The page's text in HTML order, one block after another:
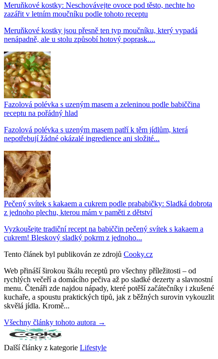
Meruňkové kostky: Neschovávejte ovoce pod těsto, nechte ho
zazářit v letním moučníku podle tohoto receptu
Meruňkové kostky jsou přesně ten typ moučníku, který vypadá
nenápadně, ale u stolu způsobí hotový poprask....
Fazolová polévka s uzeným masem a zeleninou podle babiččina
receptu na pořádný hlad
Fazolová polévka s uzeným masem patří k těm jídlům, která
nepotřebují žádné okázalé ingredience ani složité...
Pečený svítek s kakaem a cukrem podle prababičky: Sladká dobrota
z jednoho plechu, kterou mám v paměti z dětství
Vyzkoušejte tradiční recept na babiččin pečený svítek s kakaem a
cukrem! Bleskový sladký pokrm z jednoho...
Tento článek byl publikován ze zdrojů Cooky.cz
Web přináší širokou škálu receptů pro všechny příležitosti – od
rychlých večeří a domácího pečiva až po sladké dezerty a slavnostní
menu. Čtenáři zde najdou nápady, které potěší začátečníky i zkušené
kuchaře, a spoustu praktických tipů, jak z běžných surovin vykouzlit
skvělá jídla. Kromě...
Všechny články tohoto autora →
Další články z kategorie Lifestyle